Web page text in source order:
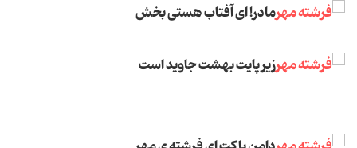
مادر!ای آفتاب هستی بخش
زیر پایت بهشت جاوید است